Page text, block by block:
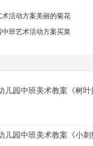
术活动方案美丽的菊花
中班艺术活动方案买菜
儿园中班美术教案《树叶
儿园中班美术教案《小刺